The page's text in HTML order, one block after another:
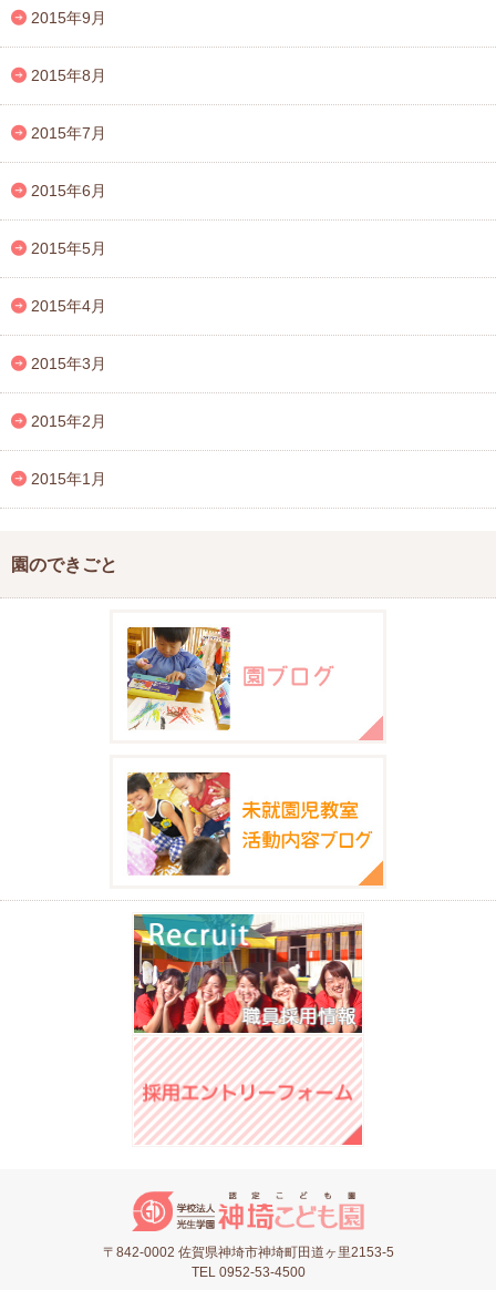
2015年9月
2015年8月
2015年7月
2015年6月
2015年5月
2015年4月
2015年3月
2015年2月
2015年1月
園のできごと
〒842-0002 佐賀県神埼市神埼町田道ヶ里2153-5
TEL 0952-53-4500